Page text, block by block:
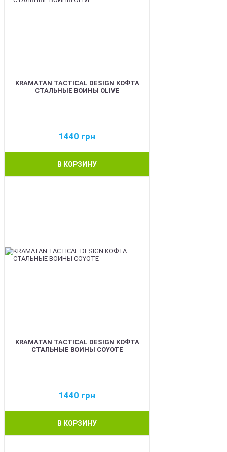
KRAMATAN TACTICAL DESIGN КОФТА
СТАЛЬНЫЕ ВОИНЫ OLIVE
1440 грн
В КОРЗИНУ
KRAMATAN TACTICAL DESIGN КОФТА
СТАЛЬНЫЕ ВОИНЫ COYOTE
1440 грн
В КОРЗИНУ